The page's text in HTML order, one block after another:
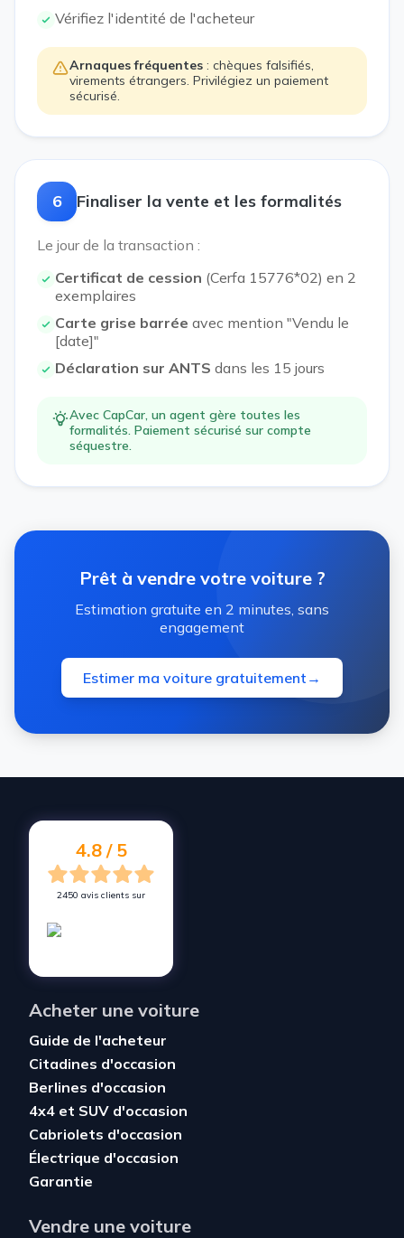
Vérifiez l'identité de l'acheteur
Arnaques fréquentes : chèques falsifiés,
virements étrangers. Privilégiez un paiement
sécurisé.
6 Finaliser la vente et les formalités
Le jour de la transaction :
Certificat de cession (Cerfa 15776*02) en 2
exemplaires
Carte grise barrée avec mention "Vendu le
[date]"
Déclaration sur ANTS dans les 15 jours
Avec CapCar, un agent gère toutes les
formalités. Paiement sécurisé sur compte
séquestre.
Prêt à vendre votre voiture ?
Estimation gratuite en 2 minutes, sans
engagement
Estimer ma voiture gratuitement →
4.8 / 5
2450 avis clients sur
Acheter une voiture
Guide de l'acheteur
Citadines d'occasion
Berlines d'occasion
4x4 et SUV d'occasion
Cabriolets d'occasion
Électrique d'occasion
Garantie
Vendre une voiture